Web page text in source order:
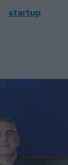
startup